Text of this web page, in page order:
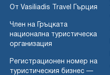
От Vasiliadis Travel Гърция
Член на Гръцката
национална туристическа
организация
Регистрационен номер на
туристическия бизнес —